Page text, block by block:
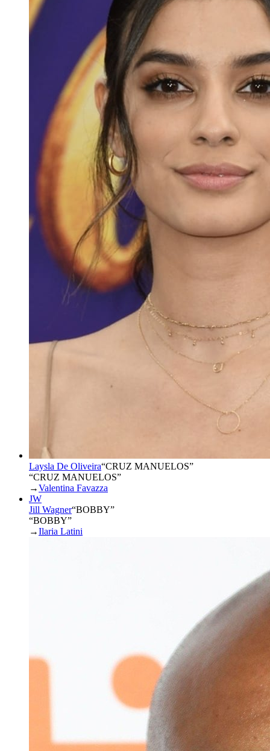
Laysla De Oliveira“CRUZ MANUELOS”
“CRUZ MANUELOS”
→Valentina Favazza
JW
Jill Wagner“BOBBY”
“BOBBY”
→Ilaria Latini